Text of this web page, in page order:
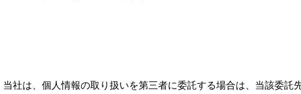
社は、個人情報の取り扱いを第三者に委託する場合は、当該委託